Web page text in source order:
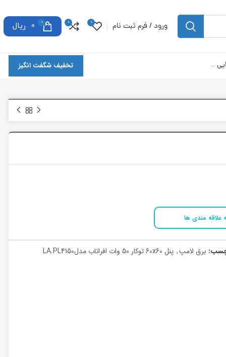
ورود / فرم ثبت نام 0
0
0
0 ریال
تخفیف شگفت انگیز
علاقه مندی ها
برق لامپ, پنل 60x60 توکار 50 وات افراتاب مدلLA.PL4150